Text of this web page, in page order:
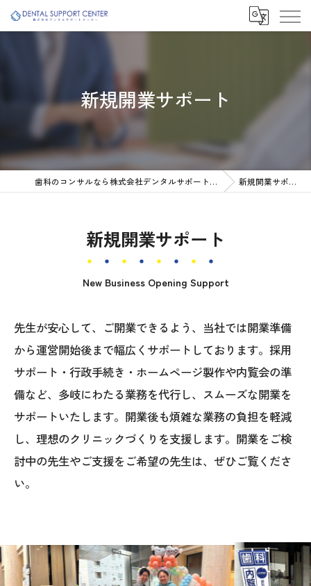
新規開業サポート
歯科のコンサルなら株式会社デンタルサポートセンター 新規開業サポート
新規開業サポート
New Business Opening Support
先生が安心して、ご開業できるよう、当社では開業準備
から運営開始後まで幅広くサポートしております。採用
サポート・行政手続き・ホームページ製作や内覧会の準
備など、多岐にわたる業務を代行し、スムーズな開業を
サポートいたします。開業後も煩雑な業務の負担を軽減
し、理想のクリニックづくりを支援します。開業をご検
討中の先生やご支援をご希望の先生は、ぜひご覧くださ
い。